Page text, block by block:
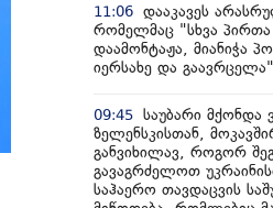
11:06 დააკავეს
რომელმაც "სხვა
დაამონტაჟა, მიანიჭა
იერსახე და გაავრცელა"
09:45 საუბარი
ზელენსკისთან,
განვიხილავ, როგორ
გავაგრძელოთ
საჰაერო თავდაცვის